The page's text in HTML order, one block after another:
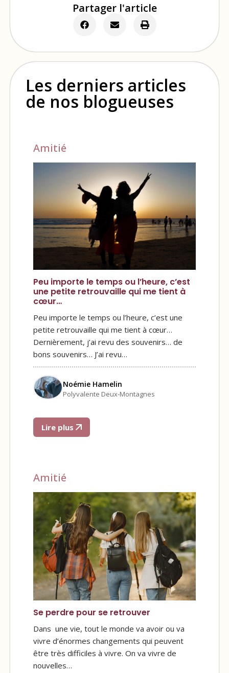
Partager l'article
Les derniers articles
de nos blogueuses
Amitié
Peu importe le temps ou l’heure, c’est
une petite retrouvaille qui me tient à
cœur…
Peu importe le temps ou l’heure, c’est une
petite retrouvaille qui me tient à cœur…
Dernièrement, j’ai revu des souvenirs… de
bons souvenirs… J’ai revu…
Noémie Hamelin
Polyvalente Deux-Montagnes
Lire plus
Amitié
Se perdre pour se retrouver
Dans une vie, tout le monde va avoir ou va
vivre d’énormes changements qui peuvent
être très difficiles à vivre. On va vivre de
nouvelles…